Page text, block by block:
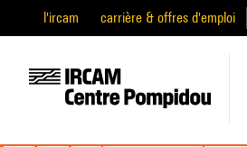
l'ircam carrière & offres d'emploi